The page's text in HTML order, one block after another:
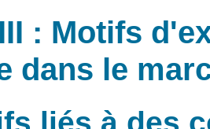
: Motifs
dans le
liés à des